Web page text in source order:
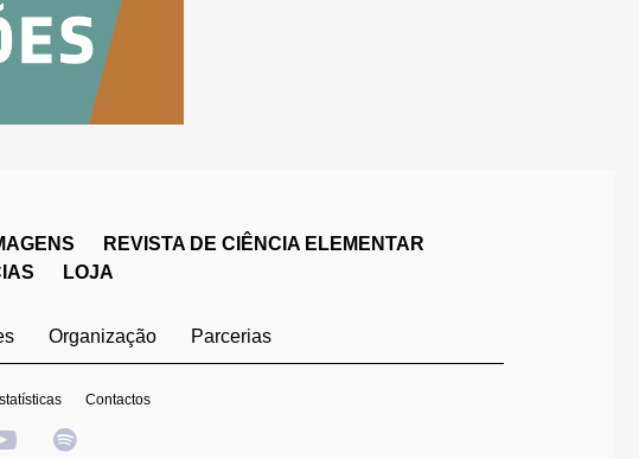
REVISTA DE CIÊNCIA ELEMENTAR
LOJA
Organização Parcerias
Contactos